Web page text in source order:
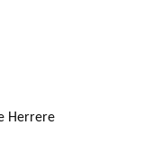
Herrere